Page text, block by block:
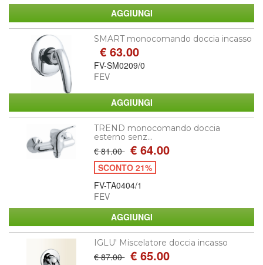
SMART monocomando doccia incasso
€ 63.00
FV-SM0209/0
FEV
TREND monocomando doccia
esterno senz...
€ 81.00 € 64.00
SCONTO 21%
FV-TA0404/1
FEV
IGLU' Miscelatore doccia incasso
€ 87.00 € 65.00